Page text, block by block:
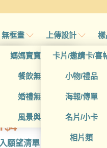
袋
無框畫
媽媽寶寶無框畫
餐飲無框畫
婚禮無框畫
風景與藝術
上傳設計
卡片/邀請卡/喜
小物/禮品
海報/傳單
名片/小卡
相片類
樣
4
願望清單